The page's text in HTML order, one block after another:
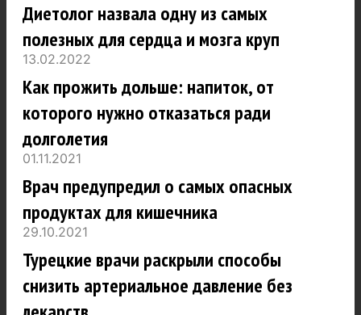
Диетолог назвала одну из самых
полезных для сердца и мозга круп
13.02.2022
Как прожить дольше: напиток, от
которого нужно отказаться ради
долголетия
01.11.2021
Врач предупредил о самых опасных
продуктах для кишечника
29.10.2021
Турецкие врачи раскрыли способы
снизить артериальное давление без